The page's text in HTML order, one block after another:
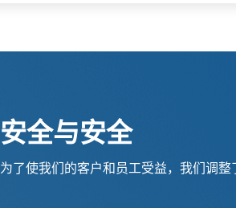
安全与安全
为了使我们的客户和员工受益，我们调